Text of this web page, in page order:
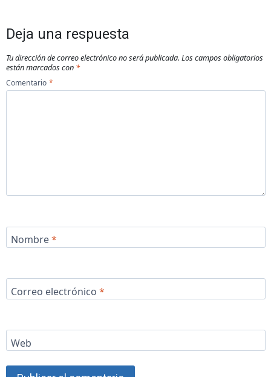
Deja una respuesta
Tu dirección de correo electrónico no será publicada. Los campos obligatorios
están marcados con *
Comentario *
Nombre*
Correo electrónico *
Web